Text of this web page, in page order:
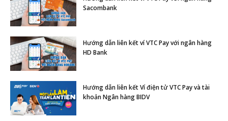
Sacombank
Hướng dẫn liên kết ví VTC Pay với ngân hàng
HD Bank
Hướng dẫn liên kết Ví điện tử VTC Pay và tài
khoản Ngân hàng BIDV